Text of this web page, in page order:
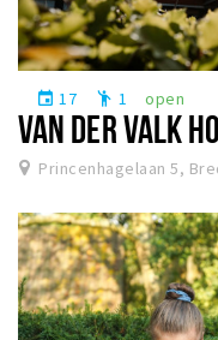
event 17 emoji_people 1 open
VAN DER VALK
Princenhagelaan 5,